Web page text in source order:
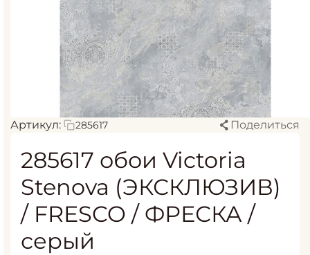
Артикул: 285617 Поделиться
285617 обои Victoria
Stenova (ЭКСКЛЮЗИВ)
/ FRESCO / ФРЕСКА /
серый